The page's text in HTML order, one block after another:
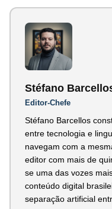
Stéfano
Editor-Chefe
Stéfano Barcellos
entre tecnologia e
navegam com a
editor com mais de
se uma das vozes
conteúdo digital
separação artificial